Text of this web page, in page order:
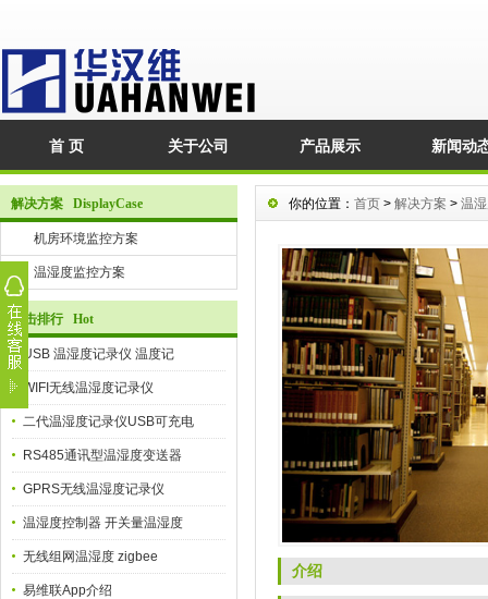
首 页 关于公司 产品展示 新闻动
解决方案 DisplayCase
机房环境监控方案
温湿度监控方案
点击排行 Hot
USB 温湿度记录仪 温度记
WIFI无线温湿度记录仪
二代温湿度记录仪USB可充电
RS485通讯型温湿度变送器
GPRS无线温湿度记录仪
温湿度控制器 开关量温湿度
无线组网温湿度 zigbee
易维联App介绍
你的位置： 首页 > 解决方案 > 温
介绍